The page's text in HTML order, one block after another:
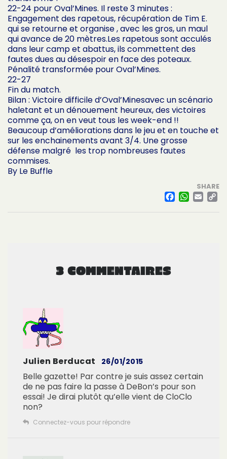
22-24 pour Oval’Mines. Il reste 3 minutes :
Engagement des rapetous, récupération de Tim E.
qui se retourne et organise , avec les gros, un maul
qui avance de 20 mètres.Les rapetous sont acculés
dans leur camp et abattus, ils commettent des
fautes dues au désespoir en face des poteaux.
Pénalité transformée pour Oval’Mines.
22-27
Fin du match.
Bilan : Victoire difficile d’Oval’Minesavec un scénario
haletant et un dénouement heureux, des victoires
comme ça, on en veut tous les week-end !!
Beaucoup d’améliorations dans le jeu et en touche et
sur les enchainements avant 3/4. Une grosse
défense malgré les trop nombreuses fautes
commises.
By Le Buffle
SHARE
3 COMMENTAIRES
Julien Berducat 26/01/2015
Belle gazette! Par contre je suis assez certain
de ne pas faire la passe à DeBon’s pour son
essai! Je dirai plutôt qu’elle vient de CloClo
non?
Connectez-vous pour répondre